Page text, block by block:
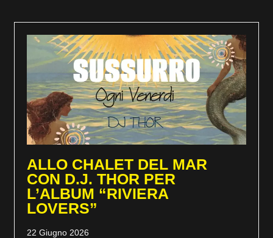
ALLO CHALET DEL MAR
CON D.J. THOR PER
L’ALBUM “RIVIERA
LOVERS”
22 Giugno 2026